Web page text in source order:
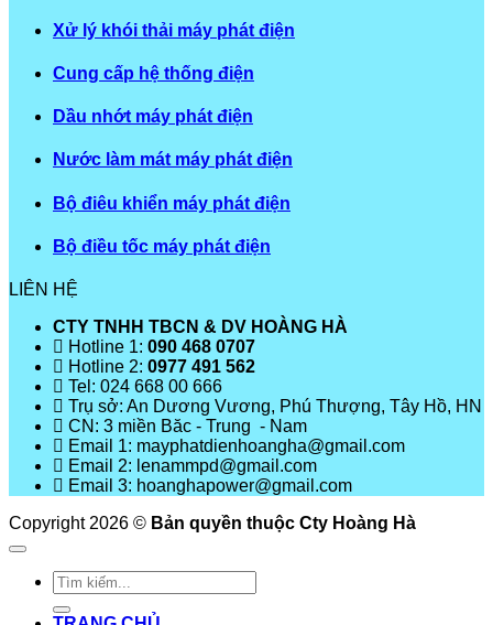
Xử lý khói thải máy phát điện
Cung cấp hệ thống điện
Dầu nhớt máy phát điện
Nước làm mát máy phát điện
Bộ điêu khiển máy phát điện
Bộ điều tốc máy phát điện
LIÊN HỆ
CTY TNHH TBCN & DV HOÀNG HÀ
Hotline 1: 090 468 0707
Hotline 2: 0977 491 562
Tel: 024 668 00 666
Trụ sở: An Dương Vương, Phú Thượng, Tây Hồ, HN
CN: 3 miền Băc - Trung - Nam
Email 1: mayphatdienhoangha@gmail.com
Email 2: lenammpd@gmail.com
Email 3: hoanghapower@gmail.com
Copyright 2026 © Bản quyền thuộc Cty Hoàng Hà
Tìm
kiếm: